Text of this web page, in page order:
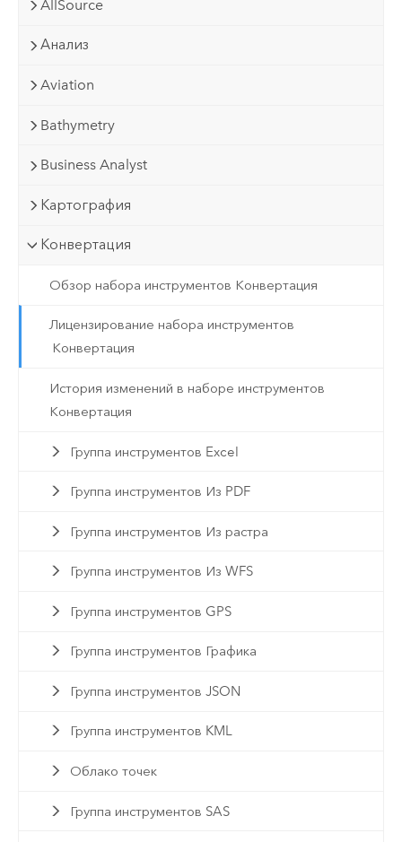
AllSource
Анализ
Aviation
Bathymetry
Business Analyst
Картография
Конвертация
Обзор набора инструментов Конвертация
Лицензирование набора инструментов
Конвертация
История изменений в наборе инструментов
Конвертация
Группа инструментов Excel
Группа инструментов Из PDF
Группа инструментов Из растра
Группа инструментов Из WFS
Группа инструментов GPS
Группа инструментов Графика
Группа инструментов JSON
Группа инструментов KML
Облако точек
Группа инструментов SAS